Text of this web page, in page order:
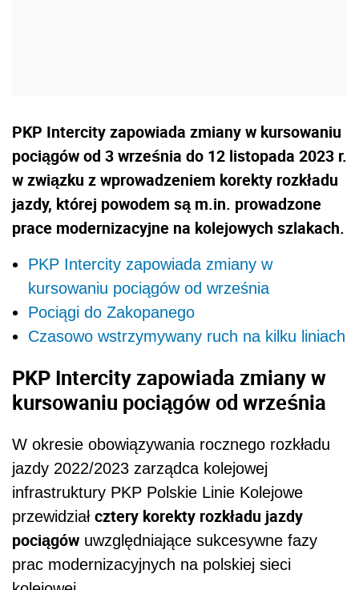
PKP Intercity zapowiada zmiany w kursowaniu
pociągów od 3 września do 12 listopada 2023 r.
w związku z wprowadzeniem korekty rozkładu
jazdy, której powodem są m.in. prowadzone
prace modernizacyjne na kolejowych szlakach.
PKP Intercity zapowiada zmiany w
kursowaniu pociągów od września
Pociągi do Zakopanego
Czasowo wstrzymywany ruch na kilku liniach
PKP Intercity zapowiada zmiany w
kursowaniu pociągów od września
W okresie obowiązywania rocznego rozkładu
jazdy 2022/2023 zarządca kolejowej
infrastruktury PKP Polskie Linie Kolejowe
przewidział cztery korekty rozkładu jazdy
pociągów uwzględniające sukcesywne fazy
prac modernizacyjnych na polskiej sieci